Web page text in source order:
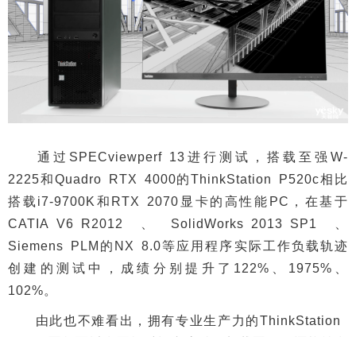
通过SPECviewperf 13进行测试，搭载至强W-
2225和Quadro RTX 4000的ThinkStation P520c相比
搭载i7-9700K和RTX 2070显卡的高性能PC，在基于
CATIA V6 R2012、SolidWorks 2013 SP1、
Siemens PLM的NX 8.0等应用程序实际工作负载轨迹
创建的测试中，成绩分别提升了122%、1975%、
102%。
由此也不难看出，拥有专业生产力的ThinkStation